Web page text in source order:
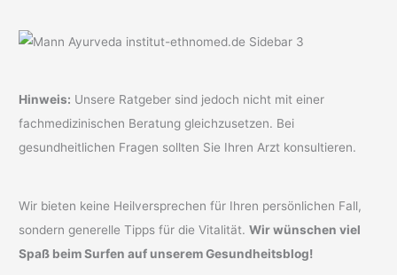
Hinweis: Unsere Ratgeber sind jedoch nicht mit einer
fachmedizinischen Beratung gleichzusetzen. Bei
gesundheitlichen Fragen sollten Sie Ihren Arzt konsultieren.
Wir bieten keine Heilversprechen für Ihren persönlichen Fall,
sondern generelle Tipps für die Vitalität.Wir wünschen viel
Spaß beim Surfen auf unserem Gesundheitsblog!